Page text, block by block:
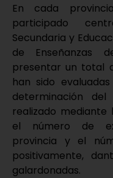
En cada
participado
Secundaria y
de Enseñanzas
presentar un total
han sido
determinación
realizado
el número de
provincia y el
positivamente,
galardonadas.